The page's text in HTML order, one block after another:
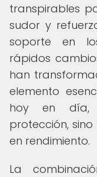
transpirables
sudor y
soporte en
rápidos
han
elemento
hoy en día,
protección,
en rendimiento.
La